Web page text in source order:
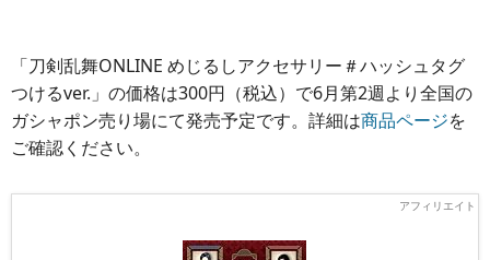
「刀剣乱舞ONLINE めじるしアクセサリー＃ハッシュタグ
つけるver.」の価格は300円（税込）で6月第2週より全国の
ガシャポン売り場にて発売予定です。詳細は商品ページを
ご確認ください。